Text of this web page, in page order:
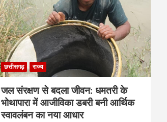
छत्तीसगढ़ राज्य
जल संरक्षण से बदला जीवन: धमतरी के
भोथापारा में आजीविका डबरी बनी आर्थिक
स्वावलंबन का नया आधार